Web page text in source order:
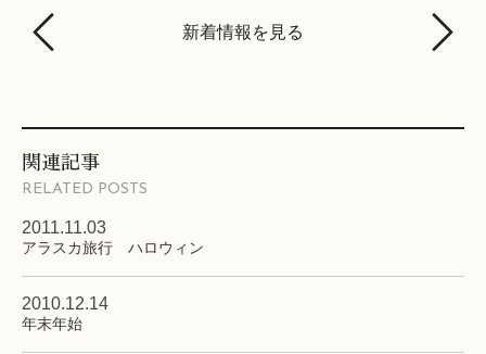
新着情報を見る
関連記事
RELATED POSTS
2011.11.03
アラスカ旅行 ハロウィン
2010.12.14
年末年始